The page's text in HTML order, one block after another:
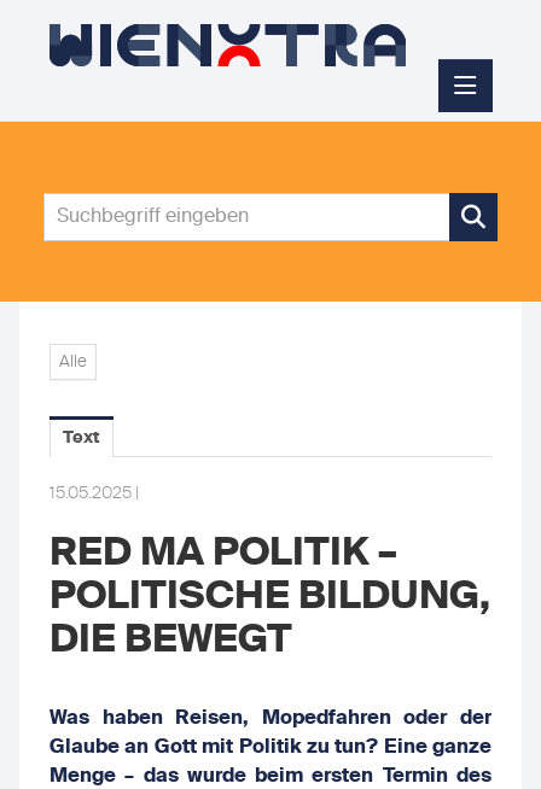
PRESSEMITTEILUNGEN
DOWNLOADS
KONTAKT
Alle
Text
15.05.2025 |
RED MA POLITIK –
POLITISCHE BILDUNG,
DIE BEWEGT
Was haben Reisen, Mopedfahren oder der
Glaube an Gott mit Politik zu tun? Eine ganze
Menge – das wurde beim ersten Termin des